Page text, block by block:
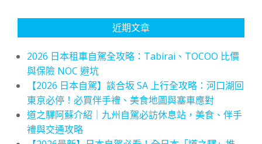
近期文章
2026 日本租車自駕全攻略：Tabirai、TOCOO 比價
與保險 NOC 避坑
【2026 日本自駕】談合坂 SA 上行全攻略：河口湖回
東京必停！必買伴手禮、美食地圖與塞車應對
道之驛阿蘇介紹｜九州自駕必訪休息站，美食、伴手
禮與交通攻略